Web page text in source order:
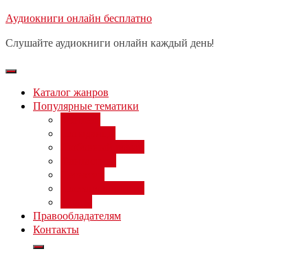
Перейти
содержимому
Аудиокниги онлайн бесплатно
Слушайте аудиокниги онлайн каждый день!
Каталог жанров
Популярные тематики
Правообладателям
Контакты
Бесплатный вебинар: заработок
день